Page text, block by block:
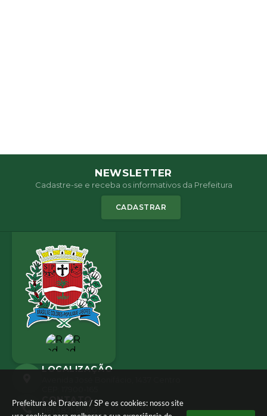
Prefeitura de Dracena / SP e os cookies: nosso site
NEWSLETTER
Cadastre-se e receba os informativos da Prefeitura
CADASTRAR
LOCALIZAÇÃO
CONTATO